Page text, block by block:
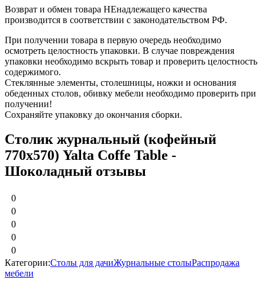
Возврат и обмен товара НЕнадлежащего качества
производится в соответствии с законодательством РФ.
При получении товара в первую очередь необходимо
осмотреть целостность упаковки. В случае повреждения
упаковки необходимо вскрыть товар и проверить целостность
содержимого.
Стеклянные элементы, столешницы, ножки и основания
обеденных столов, обивку мебели необходимо проверить при
получении!
Сохраняйте упаковку до окончания сборки.
Столик журнальный (кофейный
770х570) Yalta Coffe Table -
Шоколадный отзывы
0
0
0
0
0
Категории:Столы для дачиЖурнальные столыРаспродажа
мебели